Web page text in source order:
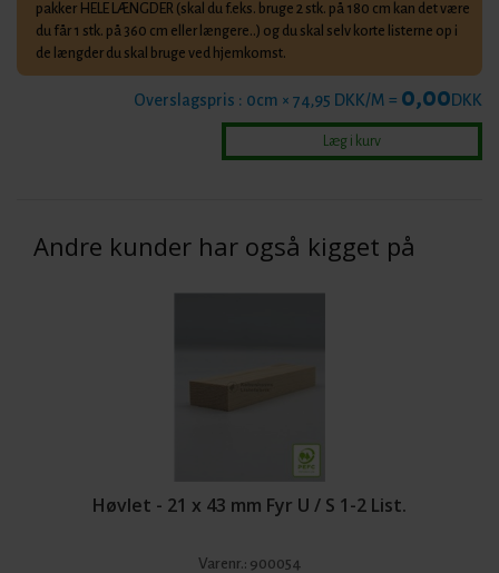
pakker HELE LÆNGDER (skal du f.eks. bruge 2 stk. på 180 cm kan det være
du får 1 stk. på 360 cm eller længere..) og du skal selv korte listerne op i
de længder du skal bruge ved hjemkomst.
Overslagspris : 0cm × 74,95 DKK/M = 0,00DKK
Andre kunder har også kigget på
Høvlet - 21 x 43 mm Fyr U / S 1-2 List.
Varenr.: 900054